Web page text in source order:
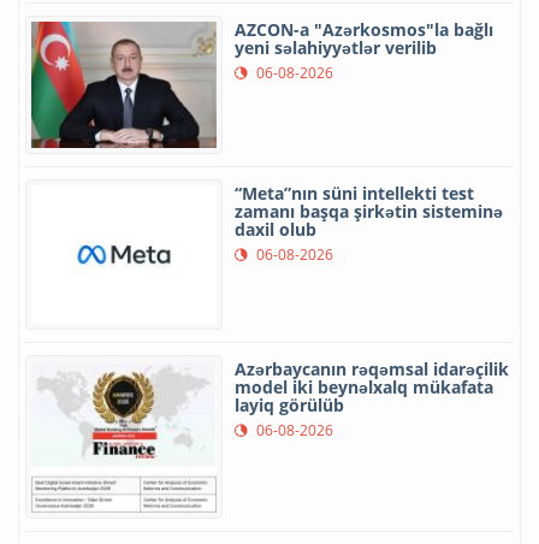
AZCON-a "Azərkosmos"la bağlı
yeni səlahiyyətlər verilib
06-08-2026
“Meta”nın süni intellekti test
zamanı başqa şirkətin sisteminə
daxil olub
06-08-2026
Azərbaycanın rəqəmsal idarəçilik
model iki beynəlxalq mükafata
layiq görülüb
06-08-2026